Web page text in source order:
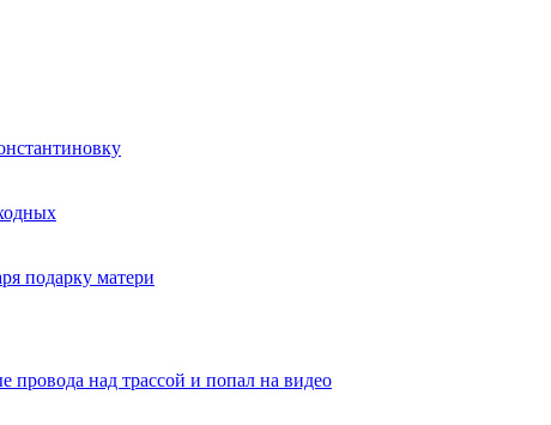
подарку матери
провода над трассой и попал на видео